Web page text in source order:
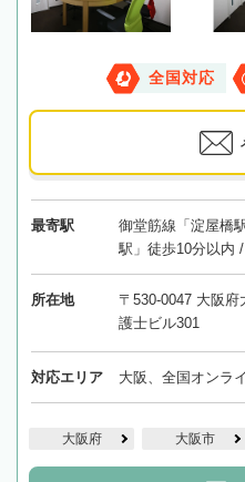
全国対応
最寄駅
御堂筋線「淀屋橋
駅」徒歩10分以内
所在地
〒530-0047 大阪
護士ビル301
対応エリア 大阪、全国オンラ
大阪府 大阪市